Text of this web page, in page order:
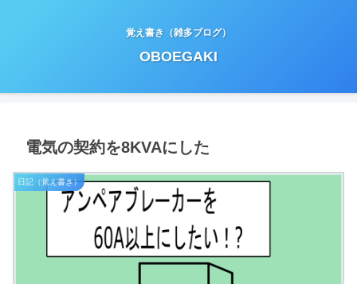
覚え書き（雑多ブログ）
OBOEGAKI
電気の契約を8KVAにした
日記（覚え書き）